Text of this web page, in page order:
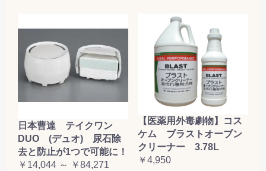
日本曹達 テイクワン
DUO (デュオ) 尿石除
去と防止が1つで可能に！
￥14,044 ～ ￥84,271
【医薬用外毒劇物】コス
ケム ブラストオーブン
クリーナー 3.78L
￥4,950